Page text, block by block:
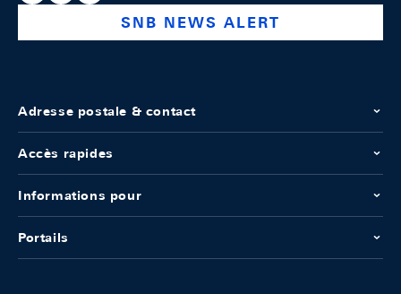
SNB NEWS ALERT
Adresse postale & contact
Accès rapides
Informations pour
Portails